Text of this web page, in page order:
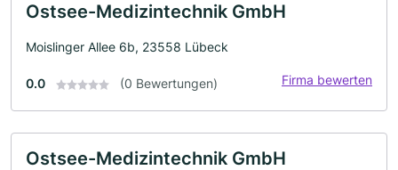
Ostsee-Medizintechnik GmbH
Moislinger Allee 6b, 23558 Lübeck
0.0 (0 Bewertungen) Firma bewerten
Ostsee-Medizintechnik GmbH